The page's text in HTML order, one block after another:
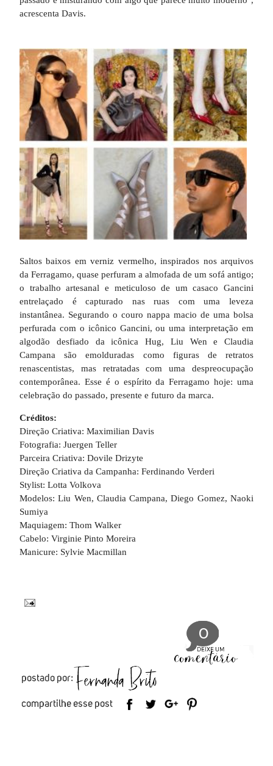
acrescenta Davis.
Saltos baixos em verniz vermelho, inspirados nos arquivos
da Ferragamo, quase perfuram a almofada de um sofá antigo;
o trabalho artesanal e meticuloso de um casaco Gancini
entrelaçado é capturado nas ruas com uma leveza
instantânea. Segurando o couro nappa macio de uma bolsa
perfurada com o icônico Gancini, ou uma interpretação em
algodão desfiado da icônica Hug, Liu Wen e Claudia
Campana são emolduradas como figuras de retratos
renascentistas, mas retratadas com uma despreocupação
contemporânea. Esse é o espírito da Ferragamo hoje: uma
celebração do passado, presente e futuro da marca.
Créditos:
Direção Criativa: Maximilian Davis
Fotografia: Juergen Teller
Parceira Criativa: Dovile Drizyte
Direção Criativa da Campanha: Ferdinando Verderi
Stylist: Lotta Volkova
Modelos: Liu Wen, Claudia Campana, Diego Gomez, Naoki
Sumiya
Maquiagem: Thom Walker
Cabelo: Virginie Pinto Moreira
Manicure: Sylvie Macmillan
0